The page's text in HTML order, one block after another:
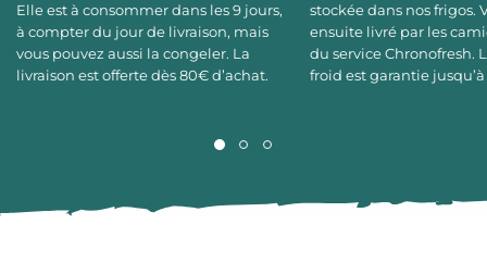
Elle est à consommer dans les 9 jours,
à compter du jour de livraison, mais
vous pouvez aussi la congeler. La
livraison est offerte dès 80€ d’achat.
stockée dans nos frigos.
ensuite livré par les
du service Chronofresh.
froid est garantie